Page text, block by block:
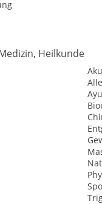
Heilkunde